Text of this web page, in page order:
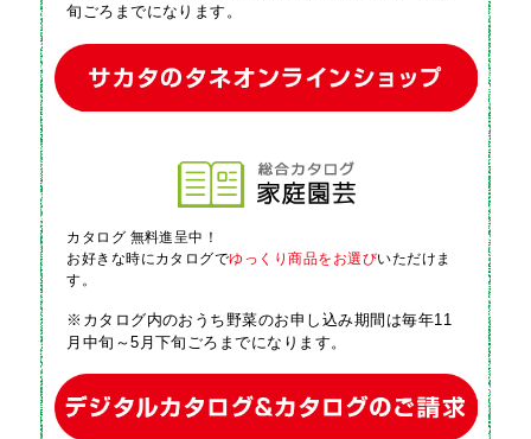
旬ごろまでになります。
カタログ 無料進呈中！
お好きな時にカタログでゆっくり商品をお選びいただけま
す。
※カタログ内のおうち野菜のお申し込み期間は毎年11
月中旬～5月下旬ごろまでになります。